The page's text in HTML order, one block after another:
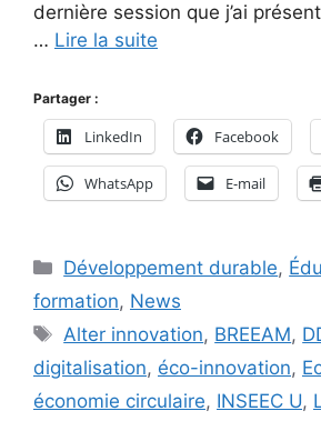
dernière session que j’ai
… Lire la suite
Partager :
LinkedIn Facebook
WhatsApp E-mail
Catégories
Développement durable,
formation, News
Étiquettes
Alter innovation, BREEAM,
digitalisation, éco-innovation,
économie circulaire, INSEEC U,